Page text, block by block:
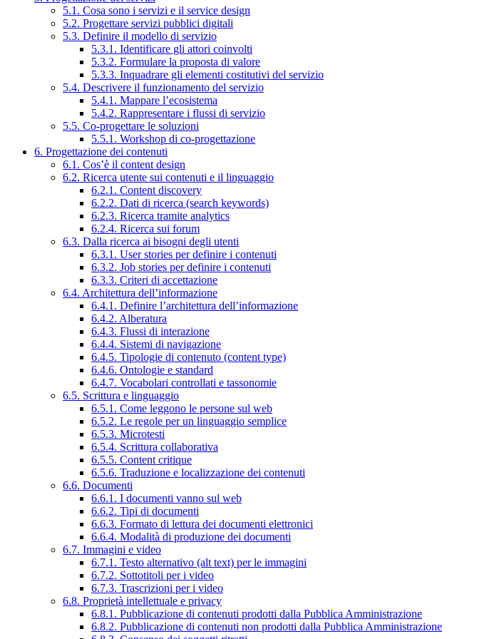
5.1. Cosa sono i servizi e il service design
5.2. Progettare servizi pubblici digitali
5.3. Definire il modello di servizio
5.3.1. Identificare gli attori coinvolti
5.3.2. Formulare la proposta di valore
5.3.3. Inquadrare gli elementi costitutivi del servizio
5.4. Descrivere il funzionamento del servizio
5.4.1. Mappare l’ecosistema
5.4.2. Rappresentare i flussi di servizio
5.5. Co-progettare le soluzioni
5.5.1. Workshop di co-progettazione
6. Progettazione dei contenuti
6.1. Cos’è il content design
6.2. Ricerca utente sui contenuti e il linguaggio
6.2.1. Content discovery
6.2.2. Dati di ricerca (search keywords)
6.2.3. Ricerca tramite analytics
6.2.4. Ricerca sui forum
6.3. Dalla ricerca ai bisogni degli utenti
6.3.1. User stories per definire i contenuti
6.3.2. Job stories per definire i contenuti
6.3.3. Criteri di accettazione
6.4. Architettura dell’informazione
6.4.1. Definire l’architettura dell’informazione
6.4.2. Alberatura
6.4.3. Flussi di interazione
6.4.4. Sistemi di navigazione
6.4.5. Tipologie di contenuto (content type)
6.4.6. Ontologie e standard
6.4.7. Vocabolari controllati e tassonomie
6.5. Scrittura e linguaggio
6.5.1. Come leggono le persone sul web
6.5.2. Le regole per un linguaggio semplice
6.5.3. Microtesti
6.5.4. Scrittura collaborativa
6.5.5. Content critique
6.5.6. Traduzione e localizzazione dei contenuti
6.6. Documenti
6.6.1. I documenti vanno sul web
6.6.2. Tipi di documenti
6.6.3. Formato di lettura dei documenti elettronici
6.6.4. Modalità di produzione dei documenti
6.7. Immagini e video
6.7.1. Testo alternativo (alt text) per le immagini
6.7.2. Sottotitoli per i video
6.7.3. Trascrizioni per i video
6.8. Proprietà intellettuale e privacy
6.8.1. Pubblicazione di contenuti prodotti dalla Pubblica Amministrazione
6.8.2. Pubblicazione di contenuti non prodotti dalla Pubblica Amministrazione